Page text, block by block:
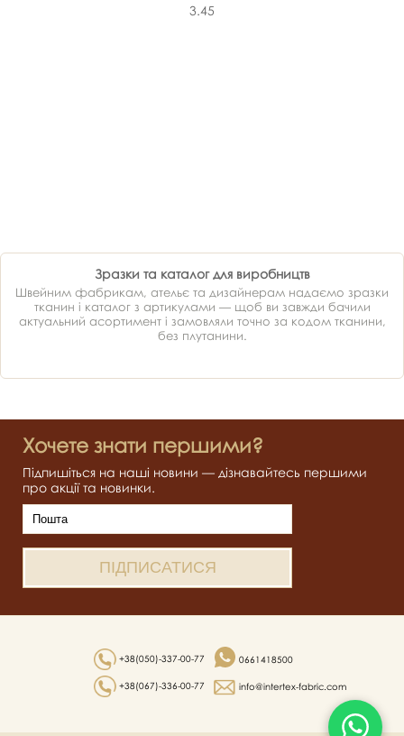
3.45
Зразки та каталог для виробництв
Швейним фабрикам, ательє та дизайнерам надаємо зразки
тканин і каталог з артикулами — щоб ви завжди бачили
актуальний асортимент і замовляли точно за кодом тканини,
без плутанини.
Хочете знати першими?
Підпишіться на наші новини — дізнавайтесь першими
про акції та новинки.
+38(050)-337-00-77
+38(067)-336-00-77
0661418500
info@intertex-fabric.com